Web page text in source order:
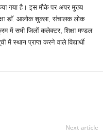
गया है। इस मौके पर अपर मुख्य
डाॅ. आलोक शुक्ला, संचालक लोक
में सभी जिलों कलेक्टर, शिक्षा मण्डल
में स्थान प्राप्त करने वाले विद्यार्थी
Next article